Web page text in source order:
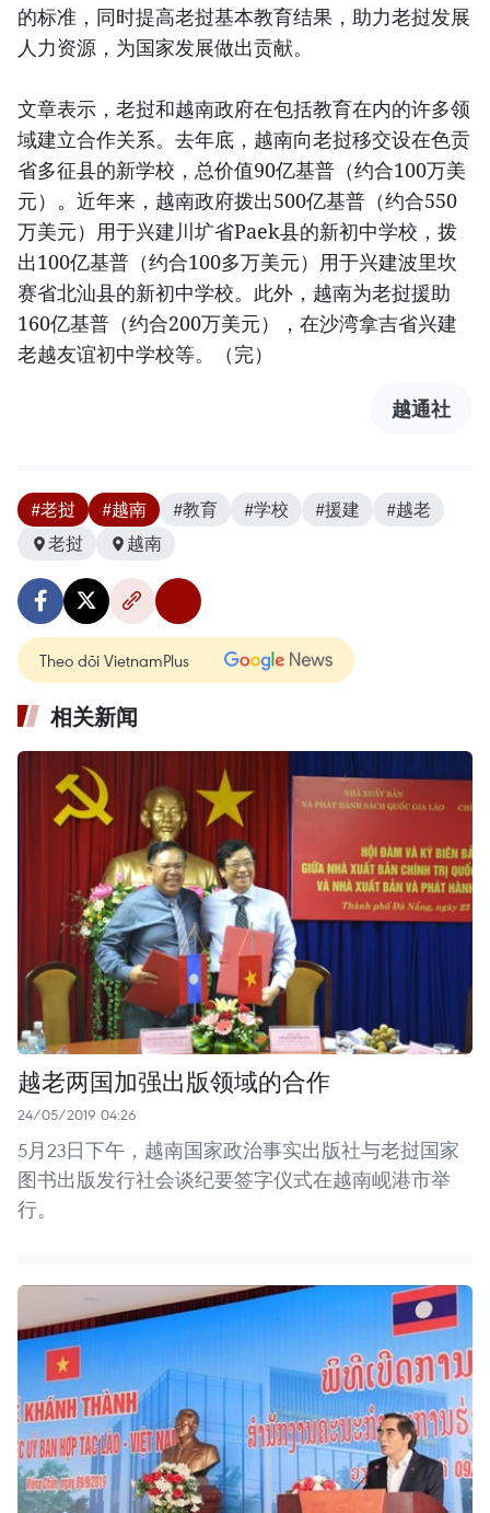
的标准，同时提高老挝基本教育结果，助力老挝发展
人力资源，为国家发展做出贡献。
文章表示，老挝和越南政府在包括教育在内的许多领
域建立合作关系。去年底，越南向老挝移交设在色贡
省多征县的新学校，总价值90亿基普（约合100万美
元）。近年来，越南政府拨出500亿基普（约合550
万美元）用于兴建川圹省Paek县的新初中学校，拨
出100亿基普（约合100多万美元）用于兴建波里坎
赛省北汕县的新初中学校。此外，越南为老挝援助
160亿基普（约合200万美元），在沙湾拿吉省兴建
老越友谊初中学校等。（完）
越通社
#老挝 #越南 #教育 #学校 #援建
#越老
老挝
越南
Theo dõi VietnamPlus
相关新闻
越老两国加强出版领域的合作
24/05/2019 04:26
5月23日下午，越南国家政治事实出版社与老挝国家
图书出版发行社会谈纪要签字仪式在越南岘港市举
行。